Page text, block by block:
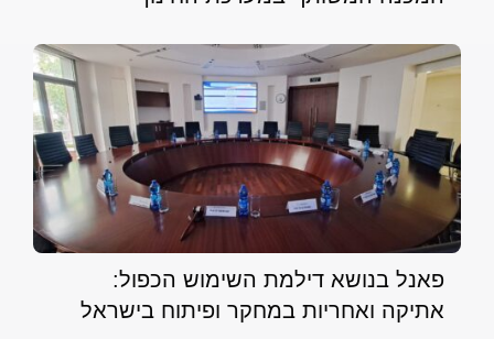
פאנל בנושא דילמת השימוש הכפול:
אתיקה ואחריות במחקר ופיתוח בישראל